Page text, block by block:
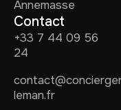
Annemasse
Contact
+33 7 44 09 56
24
leman.fr